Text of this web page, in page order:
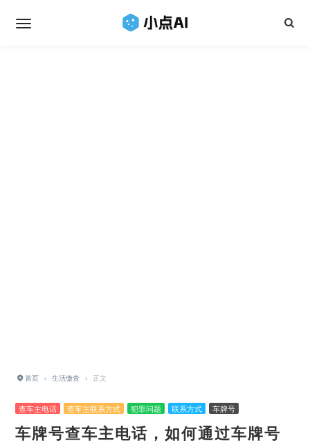
首页 › 生活缴查 › 正文
查车主电话 查车主联系方式 犯罪问题 联系方式 车牌号
车牌号查车主电话，如何通过车牌号